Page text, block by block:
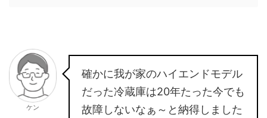
ケン
確かに我が家のハイエンドモデル
だった冷蔵庫は20年たった今でも
故障しないなぁ～と納得しました